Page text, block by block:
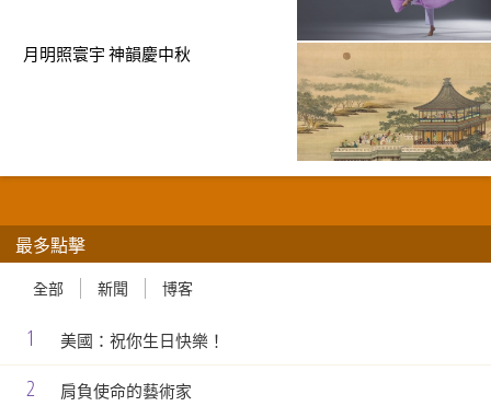
月明照寰宇 神韻慶中秋
最多點擊
全部 新聞 博客
1 美國：祝你生日快樂！
2 肩負使命的藝術家